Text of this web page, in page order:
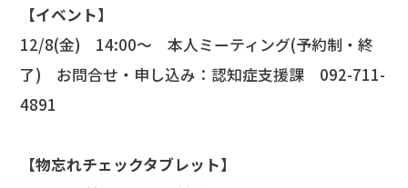
【イベント】
12/8(金) 14:00～ 本人ミーティング(予約制・終
了) お問合せ・申し込み：認知症支援課 092-711-
4891
【物忘れチェックタブレット】